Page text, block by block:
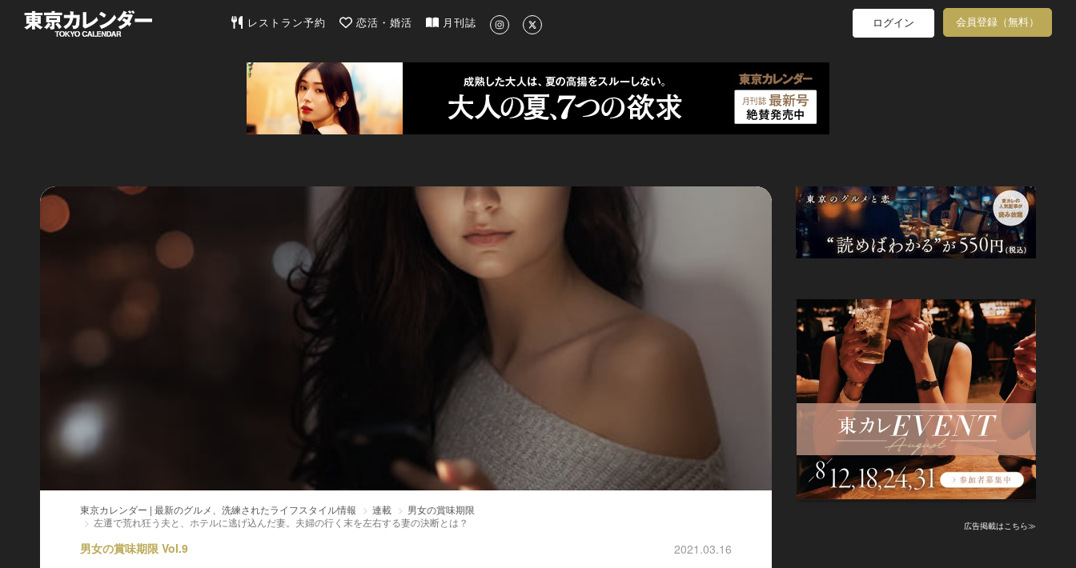
東京カレンダー | 最新のグルメ、洗練されたライフスタイル情報
レストラン予約 恋活・婚活 月刊誌 ログイン 会員登録（無料）
東京カレンダー | 最新のグルメ、洗練されたライフスタイル情報 連載
男女の賞味期限
左遷で荒れ狂う夫と、ホテルに逃げ込んだ妻。夫婦の行く末を左右する妻の決断とは？
男女の賞味期限 Vol.9 2021.03.16
広告掲載はこちら≫